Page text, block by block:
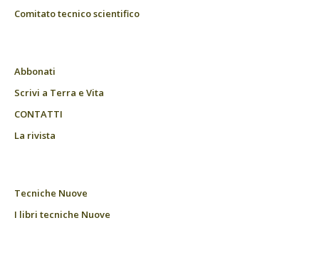
Comitato tecnico scientifico
Abbonati
Scrivi a Terra e Vita
CONTATTI
La rivista
Tecniche Nuove
I libri tecniche Nuove